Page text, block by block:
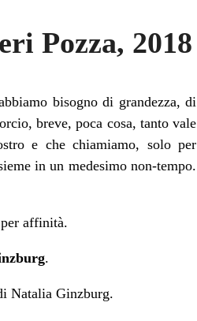
Pozza, 2018
bisogno di grandezza, di
breve, poca cosa, tanto vale
e che chiamiamo, solo per
in un medesimo non-tempo.
affinità.
.
Natalia Ginzburg.